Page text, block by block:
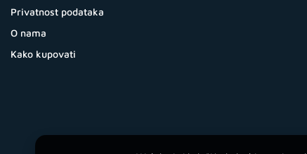
Privatnost podataka
O nama
Kako kupovati